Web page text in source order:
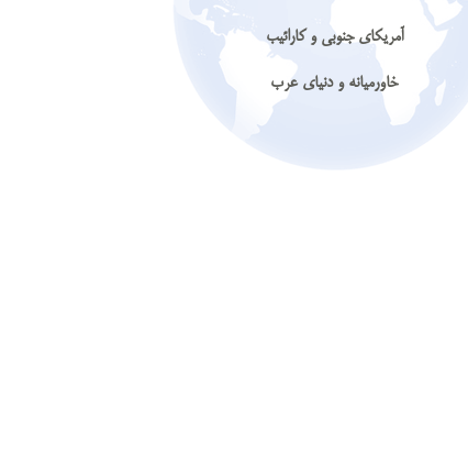
آمریکای جنوبی و کارائیب
خاورمیانه و دنیای عرب